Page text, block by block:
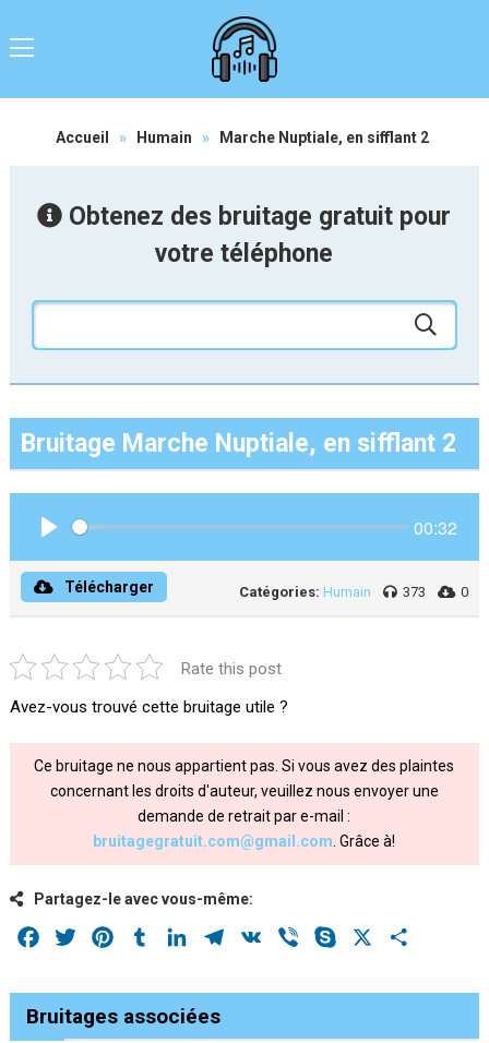
Accueil » Humain » Marche Nuptiale, en sifflant 2
Obtenez des bruitage gratuit pour
votre téléphone
Bruitage Marche Nuptiale, en sifflant 2
00:32
Télécharger Catégories: Humain 373 0
Rate this post
Avez-vous trouvé cette bruitage utile ?
Ce bruitage ne nous appartient pas. Si vous avez des plaintes
concernant les droits d'auteur, veuillez nous envoyer une
demande de retrait par e-mail :
bruitagegratuit.com@gmail.com . Grâce à!
Partagez-le avec vous-même:
Facebook
Twitter PinterestTumblrLinkedInTelegram
VK Viber Skype
Bruitages associées